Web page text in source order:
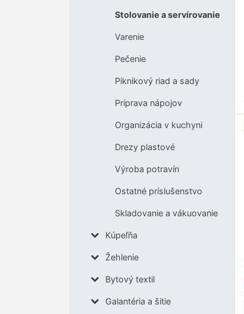
Stolovanie a servírovanie
Varenie
Pečenie
Piknikový riad a sady
Príprava nápojov
Organizácia v kuchyni
Drezy plastové
Výroba potravín
Ostatné príslušenstvo
Skladovanie a vákuovanie
Kúpeľňa
Žehlenie
Bytový textil
Galantéria a šitie